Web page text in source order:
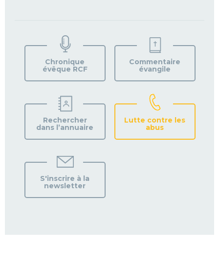
VOTRE
PAROISSE
Chronique
évêque RCF
Commentaire
évangile
Rechercher
dans l’annuaire
Lutte contre les
abus
S'inscrire à la
newsletter